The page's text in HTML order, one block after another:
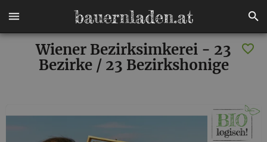
Wiener Bezirksimkerei - 23
Bezirke / 23 Bezirkshonige